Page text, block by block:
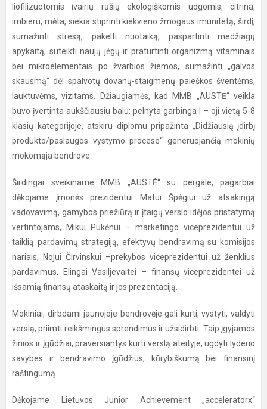
liofilizuotomis įvairių rūšių ekologiškomis uogomis, citrina,
imbieru, mėta, siekia stiprinti kiekvieno žmogaus imunitetą, širdį,
sumažinti stresą, pakelti nuotaiką, paspartinti medžiagų
apykaitą, suteikti naujų jėgų ir praturtinti organizmą vitaminais
bei mikroelementais po žvarbios žiemos, sumažinti „galvos
skausmą“ dėl spalvotų dovanų-staigmenų paieškos šventėms,
lauktuvėms, vizitams. Džiaugiamės, kad MMB „AUSTĖ“ veikla
buvo įvertinta aukščiausiu balu: pelnyta garbinga I – oji vietą 5-8
klasių kategorijoje, atskiru diplomu pripažinta „Didžiausią įdirbį
produkto/paslaugos vystymo procese“ generuojančią mokinių
mokomąja bendrove.
Širdingai sveikiname MMB „AUSTĖ“ su pergale, pagarbiai
dėkojame įmonės prezidentui Matui Špėgiui už atsakingą
vadovavimą, gamybos priežiūrą ir įtaigų verslo idėjos pristatymą
vertintojams, Mikui Pukėnui – marketingo viceprezidentui už
taiklią pardavimų strategiją, efektyvų bendravimą su komisijos
nariais, Nojui Čirvinskui –prekybos viceprezidentui už ženklius
pardavimus, Elingai Vasiljevaitei – finansų viceprezidentei už
išsamią finansų ataskaitą ir jos prezentaciją.
Mokiniai, dirbdami jaunojoje bendrovėje gali kurti, vystyti, valdyti
verslą, priimti reikšmingus sprendimus ir užsidirbti. Taip įgyjamos
žinios ir įgūdžiai, praversiantys kurti verslą ateityje, ugdyti lyderio
savybes ir bendravimo įgūdžius, kūrybiškumą bei finansinį
raštingumą.
Dėkojame Lietuvos Junior Achievement „acceleratorx“